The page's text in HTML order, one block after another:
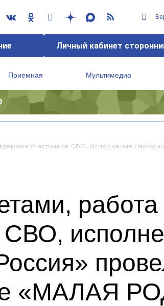
Личный кабинет
Приемная Мультимедиа
Участников СВО, Исполнение
СВО,
«МАЛАЯ